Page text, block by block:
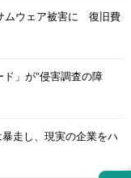
ムウェア被害に 復旧費
」が“侵害調査の障
走し、現実の企業をハ